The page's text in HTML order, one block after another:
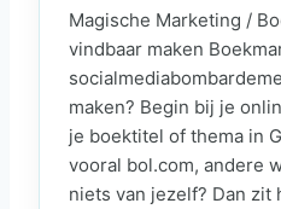
Magische Marketing /
vindbaar maken
maken? Begin bij je
je boektitel of thema in
vooral bol.com, andere
niets van jezelf? Dan zit